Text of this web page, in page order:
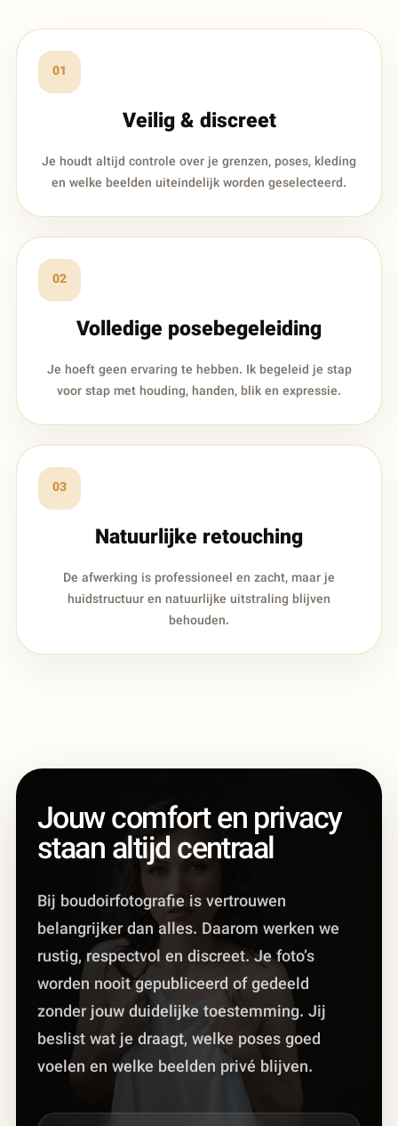
01
Veilig & discreet
Je houdt altijd controle over je grenzen, poses, kleding
en welke beelden uiteindelijk worden geselecteerd.
02
Volledige posebegeleiding
Je hoeft geen ervaring te hebben. Ik begeleid je stap
voor stap met houding, handen, blik en expressie.
03
Natuurlijke retouching
De afwerking is professioneel en zacht, maar je
huidstructuur en natuurlijke uitstraling blijven
behouden.
Jouw comfort en privacy
staan altijd centraal
Bij boudoirfotografie is vertrouwen
belangrijker dan alles. Daarom werken we
rustig, respectvol en discreet. Je foto’s
worden nooit gepubliceerd of gedeeld
zonder jouw duidelijke toestemming. Jij
beslist wat je draagt, welke poses goed
voelen en welke beelden privé blijven.